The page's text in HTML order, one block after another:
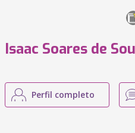
Isaac Soares de
Perfil completo